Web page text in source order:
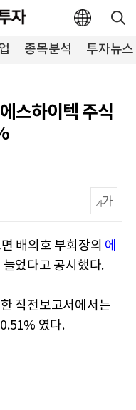
종목분석 투자뉴스
스하이텍 주식
배의호 부회장의 에
었다고 공시했다.
직전보고서에서는
였다.